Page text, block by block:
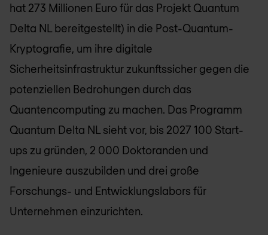
hat 273 Millionen Euro für das Projekt Quantum
Delta NL bereitgestellt) in die Post-Quantum-
Kryptografie, um ihre digitale
Sicherheitsinfrastruktur zukunftssicher gegen die
potenziellen Bedrohungen durch das
Quantencomputing zu machen. Das Programm
Quantum Delta NL sieht vor, bis 2027 100 Start-
ups zu gründen, 2 000 Doktoranden und
Ingenieure auszubilden und drei große
Forschungs- und Entwicklungslabors für
Unternehmen einzurichten.